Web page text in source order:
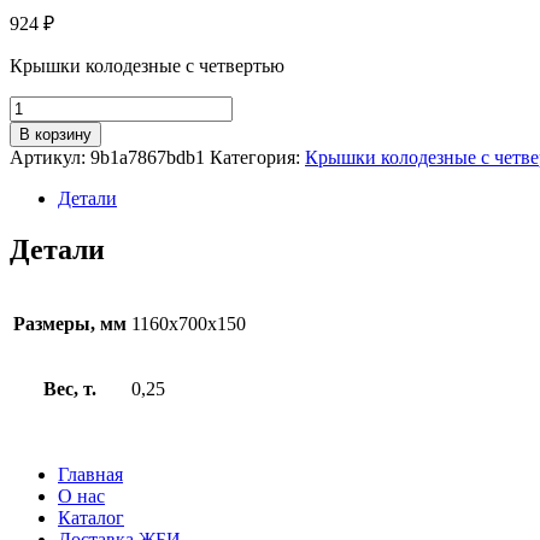
924 ₽
Крышки колодезные с четвертью
Количество
товара
ПП
10-
В корзину
Артикул: 9b1a7867bdb1 Категория: Крышки колодезные с
Детали
Детали
Размеры, мм 1160x700x150
Вес, т. 0,25
Главная
О нас
Каталог